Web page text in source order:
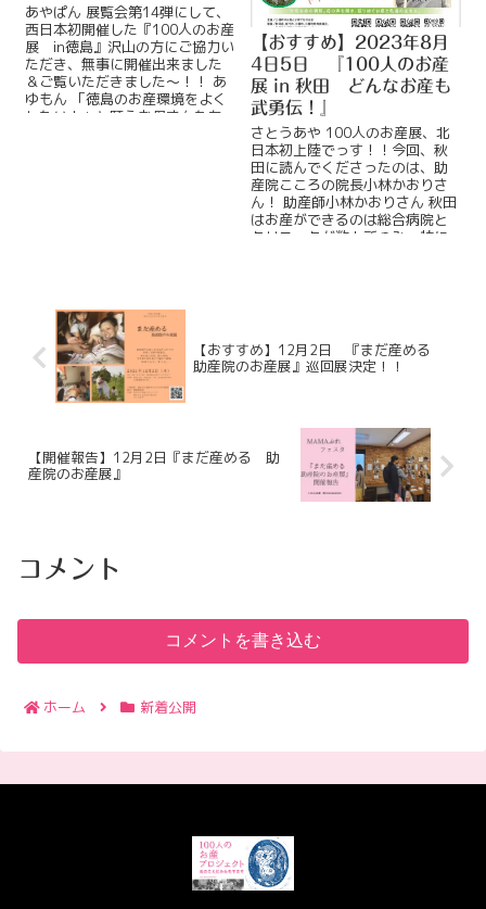
あやぱん 展覧会第14弾にして、
西日本初開催した『100人のお産
展 in徳島』沢山の方にご協力い
ただき、無事に開催出来ました
＆ご覧いただきました～！！ あ
ゆもん 「徳島のお産環境をよく
したい！」と願うお母さんたち
【おすすめ】2023年8月
4日5日 『100人のお産
展 in 秋田 どんなお産も
武勇伝！』
さとうあや 100人のお産展、北
日本初上陸でっす！！今回、秋
田に読んでくださったのは、助
産院こころの院長小林かおりさ
ん！ 助産師小林かおりさん 秋田
はお産ができるのは総合病院と
クリニックが数カ所のみ。特に
【おすすめ】12月2日 『まだ産める
助産院のお産展』巡回展決定！！
【開催報告】12月2日『まだ産める 助
産院のお産展』
コメント
コメントを書き込む
ホーム 新着公開